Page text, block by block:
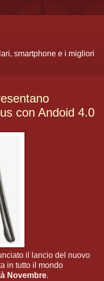
smartphone e i migliori
con Andoid 4.0
il lancio del nuovo
in tutto il mondo
Novembre.